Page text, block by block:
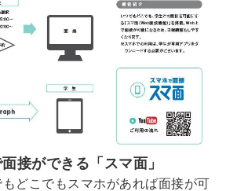
接ができる「スマ面」
どこでもスマホがあれば面接が可